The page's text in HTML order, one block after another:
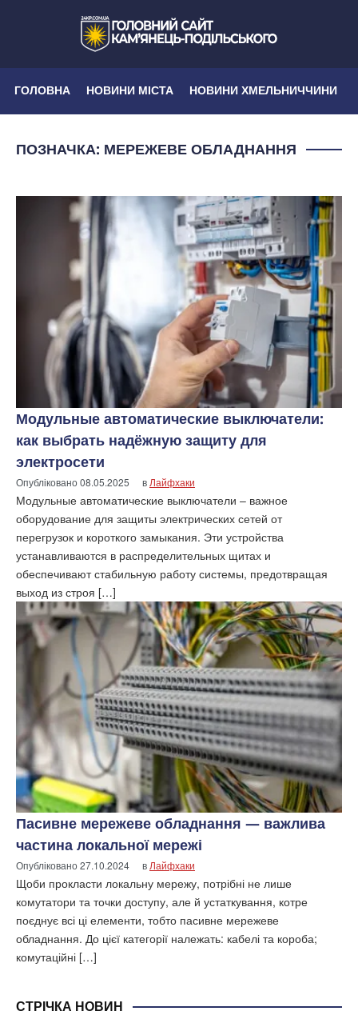
ГОЛОВНА НОВИНИ МІСТА НОВИНИ ХМЕЛЬНИЧЧИНИ
ПОЗНАЧКА: МЕРЕЖЕВЕ ОБЛАДНАННЯ
Модульные автоматические выключатели:
как выбрать надёжную защиту для
электросети
Опубліковано08.05.2025 в Лайфхаки
Модульные автоматические выключатели – важное
оборудование для защиты электрических сетей от
перегрузок и короткого замыкания. Эти устройства
устанавливаются в распределительных щитах и
обеспечивают стабильную работу системы, предотвращая
выход из строя […]
Пасивне мережеве обладнання — важлива
частина локальної мережі
Опубліковано27.10.2024 в Лайфхаки
Щоби прокласти локальну мережу, потрібні не лише
комутатори та точки доступу, але й устаткування, котре
поєднує всі ці елементи, тобто пасивне мережеве
обладнання. До цієї категорії належать: кабелі та короба;
комутаційні […]
СТРІЧКА НОВИН